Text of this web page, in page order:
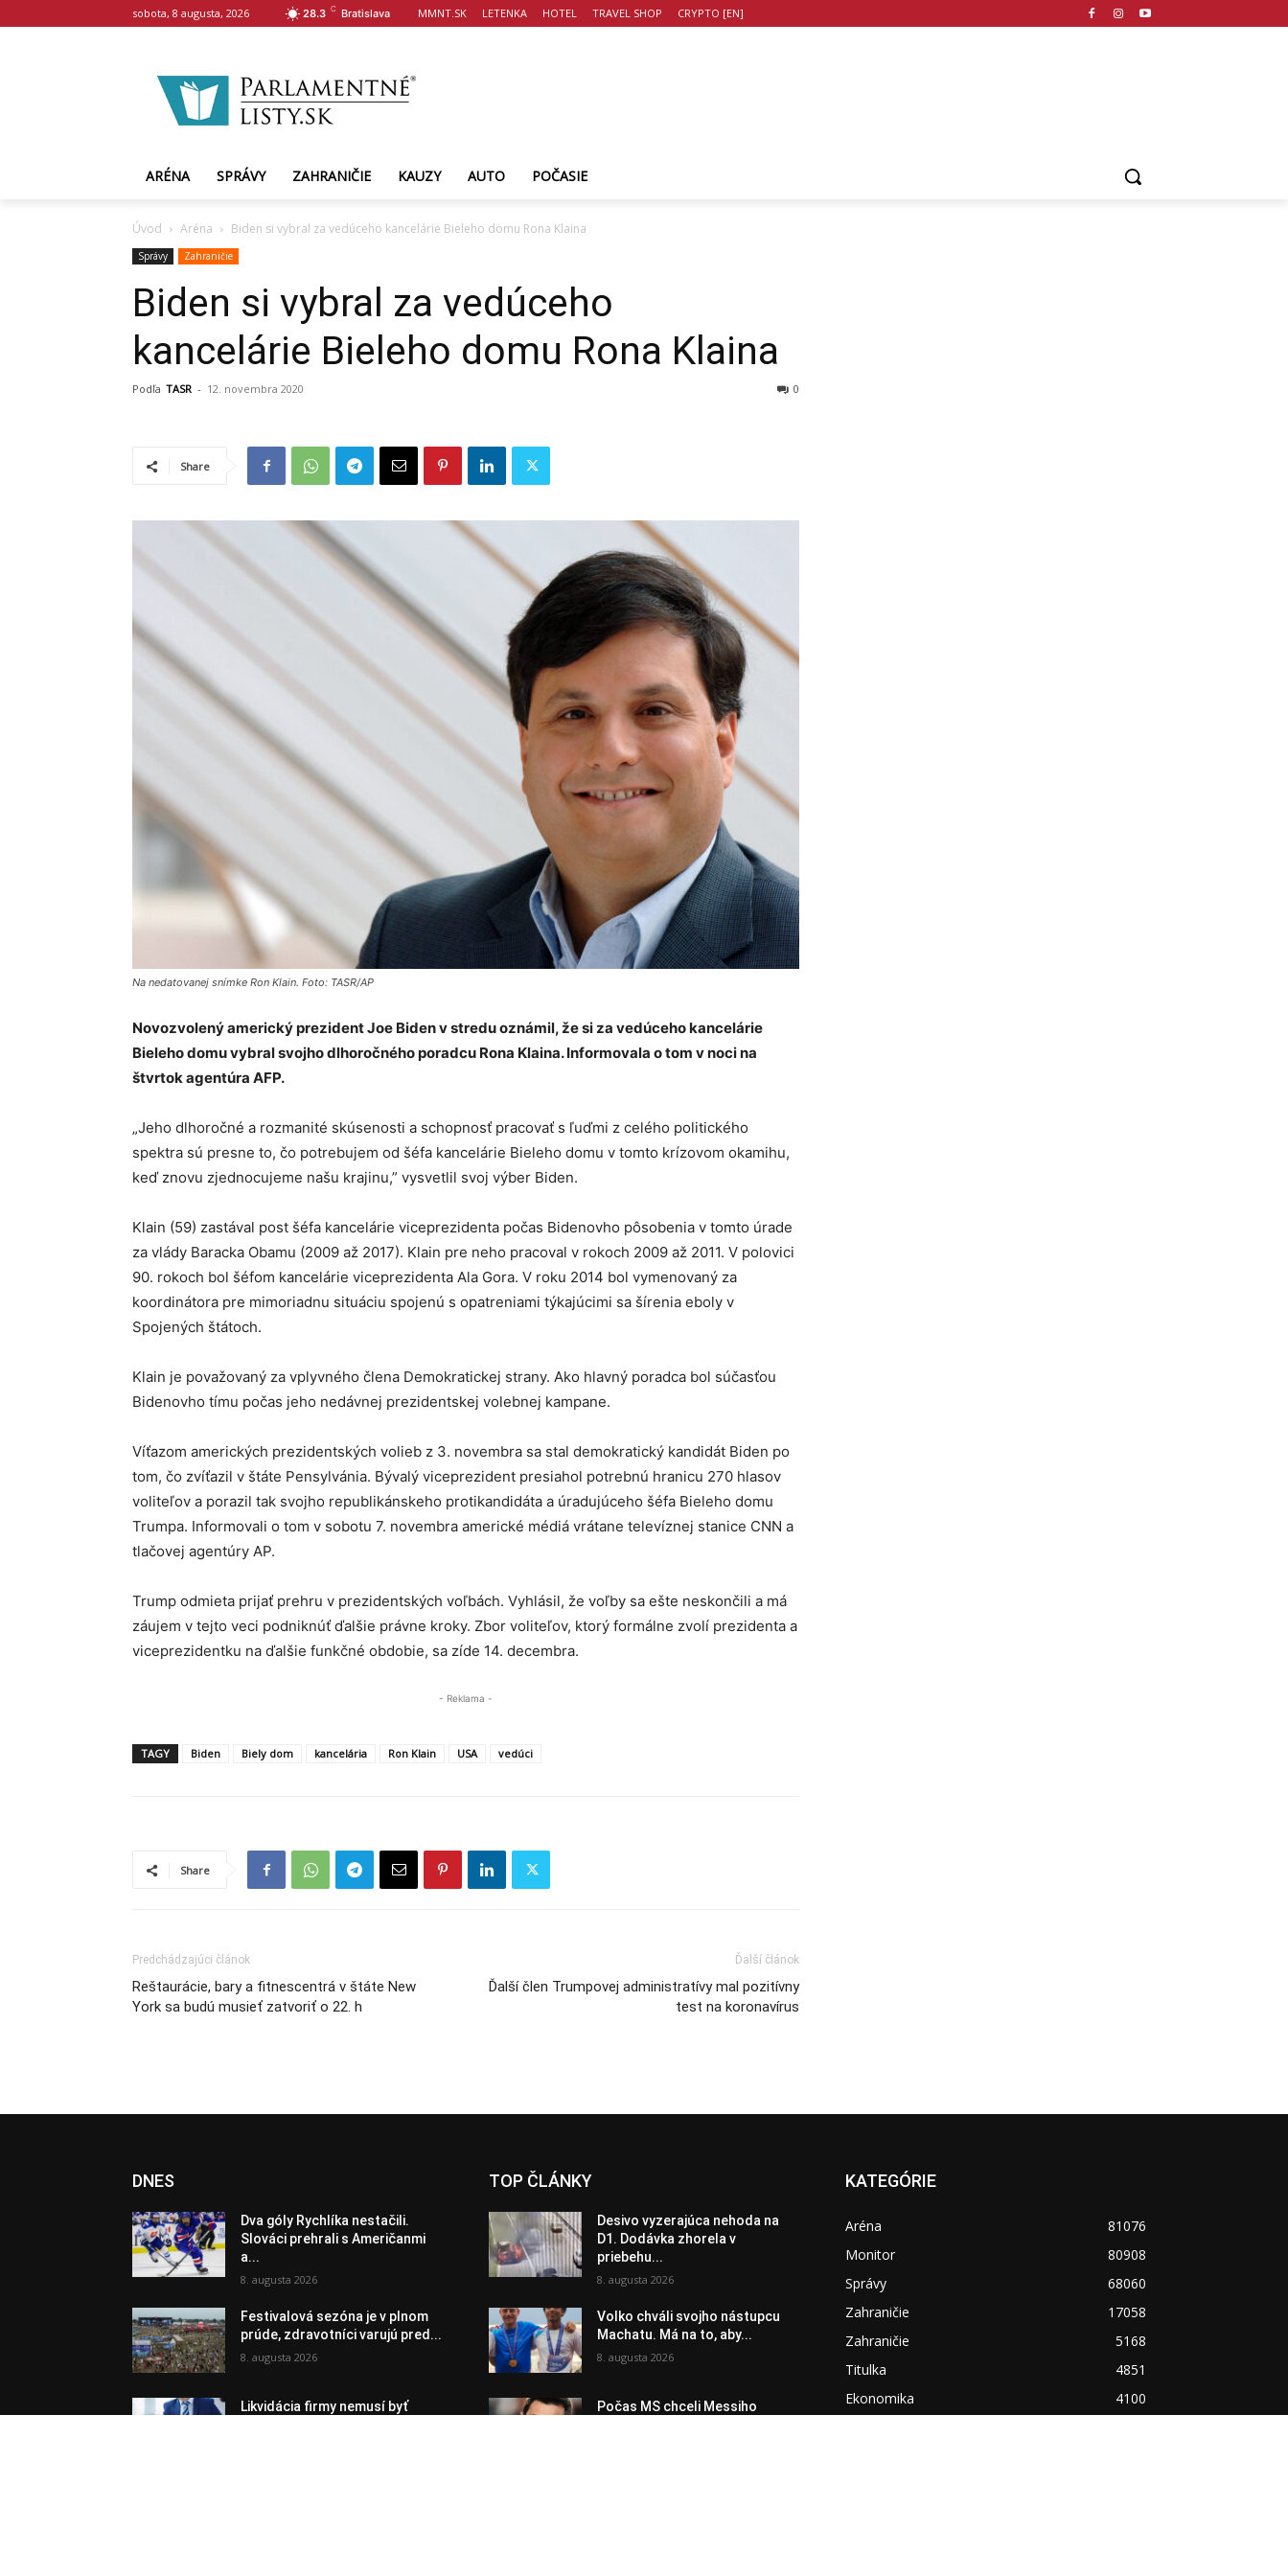
sobota, 8 augusta, 2026 28.3 C Bratislava MMNT.SK LETENKA HOTEL TRAVEL SHOP CRYPTO [EN]
ARÉNA SPRÁVY ZAHRANIČIE KAUZY AUTO POČASIE
Úvod Aréna Biden si vybral za vedúceho kancelárie Bieleho domu Rona Klaina
Správy Zahraničie
Biden si vybral za vedúceho
kancelárie Bieleho domu Rona Klaina
Podľa TASR - 12. novembra 2020 0
Share
Na nedatovanej snímke Ron Klain. Foto: TASR/AP
Novozvolený americký prezident Joe Biden v stredu oznámil, že si za vedúceho kancelárie
Bieleho domu vybral svojho dlhoročného poradcu Rona Klaina. Informovala o tom v noci na
štvrtok agentúra AFP.
„Jeho dlhoročné a rozmanité skúsenosti a schopnosť pracovať s ľuďmi z celého politického
spektra sú presne to, čo potrebujem od šéfa kancelárie Bieleho domu v tomto krízovom okamihu,
keď znovu zjednocujeme našu krajinu,” vysvetlil svoj výber Biden.
Klain (59) zastával post šéfa kancelárie viceprezidenta počas Bidenovho pôsobenia v tomto úrade
za vlády Baracka Obamu (2009 až 2017). Klain pre neho pracoval v rokoch 2009 až 2011. V polovici
90. rokoch bol šéfom kancelárie viceprezidenta Ala Gora. V roku 2014 bol vymenovaný za
koordinátora pre mimoriadnu situáciu spojenú s opatreniami týkajúcimi sa šírenia eboly v
Spojených štátoch.
Klain je považovaný za vplyvného člena Demokratickej strany. Ako hlavný poradca bol súčasťou
Bidenovho tímu počas jeho nedávnej prezidentskej volebnej kampane.
Víťazom amerických prezidentských volieb z 3. novembra sa stal demokratický kandidát Biden po
tom, čo zvíťazil v štáte Pensylvánia. Bývalý viceprezident presiahol potrebnú hranicu 270 hlasov
voliteľov a porazil tak svojho republikánskeho protikandidáta a úradujúceho šéfa Bieleho domu
Trumpa. Informovali o tom v sobotu 7. novembra americké médiá vrátane televíznej stanice CNN a
tlačovej agentúry AP.
Trump odmieta prijať prehru v prezidentských voľbách. Vyhlásil, že voľby sa ešte neskončili a má
záujem v tejto veci podniknúť ďalšie právne kroky. Zbor voliteľov, ktorý formálne zvolí prezidenta a
viceprezidentku na ďalšie funkčné obdobie, sa zíde 14. decembra.
- Reklama -
TAGY Biden Biely dom kancelária Ron Klain USA vedúci
Share
Predchádzajúci článok
Reštaurácie, bary a fitnescentrá v štáte New
York sa budú musieť zatvoriť o 22. h
Ďalší článok
Ďalší člen Trumpovej administratívy mal pozitívny
test na koronavírus
DNES
Dva góly Rychlíka nestačili.
Slováci prehrali s Američanmi
a...
8. augusta 2026
Festivalová sezóna je v plnom
prúde, zdravotníci varujú pred...
8. augusta 2026
Likvidácia firmy nemusí byť
TOP ČLÁNKY
Desivo vyzerajúca nehoda na
D1. Dodávka zhorela v
priebehu...
8. augusta 2026
Volko chváli svojho nástupcu
Machatu. Má na to, aby...
8. augusta 2026
Počas MS chceli Messiho
KATEGÓRIE
Aréna
81076
Monitor
80908
Správy
68060
Zahraničie
17058
Zahraničie
5168
Titulka
4851
Ekonomika
4100